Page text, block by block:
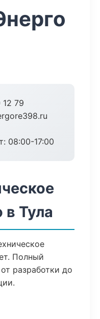
79
08:00-17:00
в Тула
Полный
разработки до